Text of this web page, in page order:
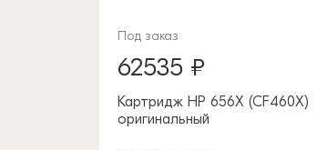
Под заказ
62535 ₽
Картридж HP 656X (CF460X)
оригинальный